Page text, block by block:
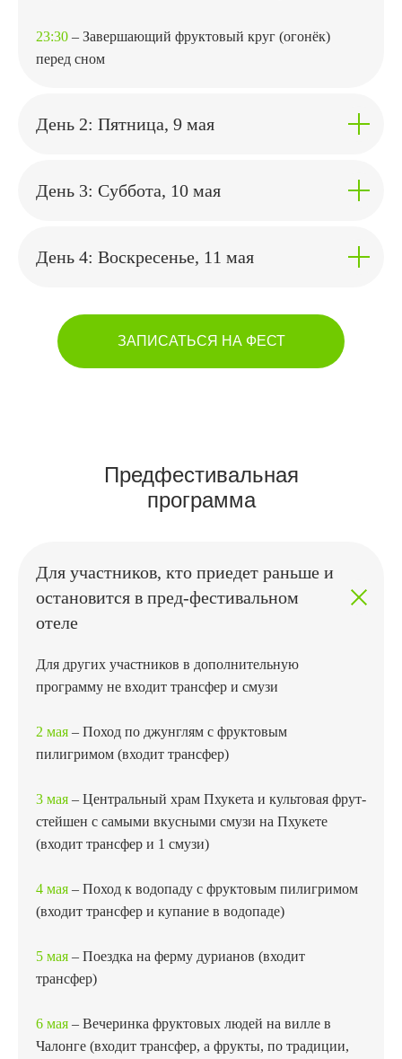
23:30 – Завершающий фруктовый круг (огонёк)
перед сном
День 2: Пятница, 9 мая
День 3: Суббота, 10 мая
День 4: Воскресенье, 11 мая
ЗАПИСАТЬСЯ НА ФЕСТ
Предфестивальная
программа
Для участников, кто приедет раньше и
остановится в пред-фестивальном
отеле
Для других участников в дополнительную
программу не входит трансфер и смузи
2 мая – Поход по джунглям с фруктовым
пилигримом (входит трансфер)
3 мая – Центральный храм Пхукета и культовая фрут-
стейшен с самыми вкусными смузи на Пхукете
(входит трансфер и 1 смузи)
4 мая – Поход к водопаду с фруктовым пилигримом
(входит трансфер и купание в водопаде)
5 мая – Поездка на ферму дурианов (входит
трансфер)
6 мая – Вечеринка фруктовых людей на вилле в
Чалонге (входит трансфер, а фрукты, по традиции,